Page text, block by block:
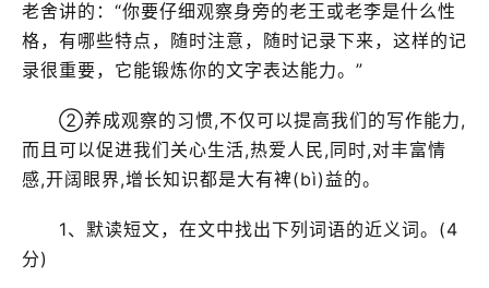
老舍讲的：“你要仔细观察身旁的老王或老李是什么性
格，有哪些特点，随时注意，随时记录下来，这样的记
录很重要，它能锻炼你的文字表达能力。”
②养成观察的习惯,不仅可以提高我们的写作能力,
而且可以促进我们关心生活,热爱人民,同时,对丰富情
感,开阔眼界,增长知识都是大有裨(bì)益的。
1、默读短文，在文中找出下列词语的近义词。(4
分)